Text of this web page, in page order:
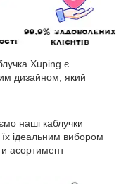
Xuping є
дизайном, який
наші каблучки
ідеальним вибором
асортимент